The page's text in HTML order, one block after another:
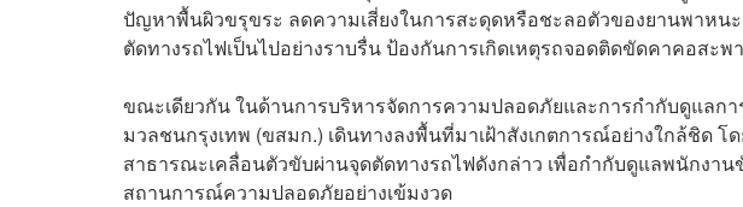
ปัญหาพื้นผิวขรุขระ ลดความเสี่ยงในการสะดุดหรือชะลอตัวของยานพาหน
ตัดทางรถไฟเป็นไปอย่างราบรื่น ป้องกันการเกิดเหตุรถจอดติดขัดคาคอสะ
ขณะเดียวกัน ในด้านการบริหารจัดการความปลอดภัยและการกำกับดูแลก
มวลชนกรุงเทพ (ขสมก.) เดินทางลงพื้นที่มาเฝ้าสังเกตการณ์อย่างใกล้ชิด โ
สาธารณะเคลื่อนตัวขับผ่านจุดตัดทางรถไฟดังกล่าว เพื่อกำกับดูแลพนักงา
สถานการณ์ความปลอดภัยอย่างเข้มงวด